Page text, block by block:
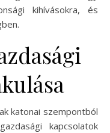
kihívásokra, és
katonai szempontból
kapcsolatok